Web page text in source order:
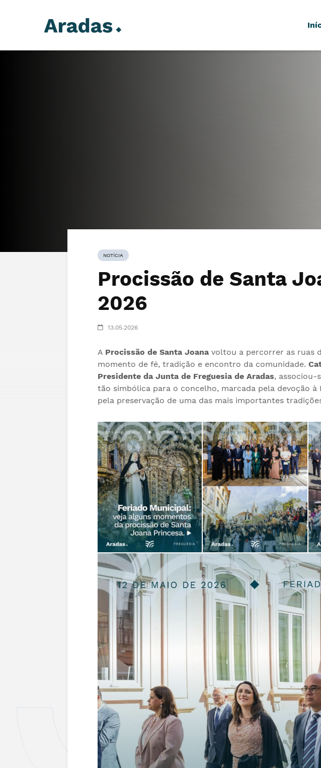
NOTÍCIA
Procissão de Santa
2026
13.05.2026
A Procissão de Santa Joana voltou a percorrer as ruas
momento de fé, tradição e encontro da comunidade.
Presidente da Junta de Freguesia de Aradas, associou-
tão simbólica para o concelho, marcada pela devoção à
pela preservação de uma das mais importantes
FESTIVAL
Marchas de
12.06.2026
Junta de
de Aradas
Esgueira!
12.06.2026
Vamos
Contra o